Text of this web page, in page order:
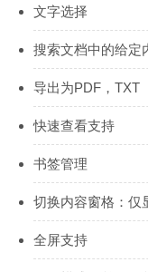
文字选择
搜索文档中的给定
导出为PDF，TXT
快速查看支持
书签管理
切换内容窗格：仅
全屏支持